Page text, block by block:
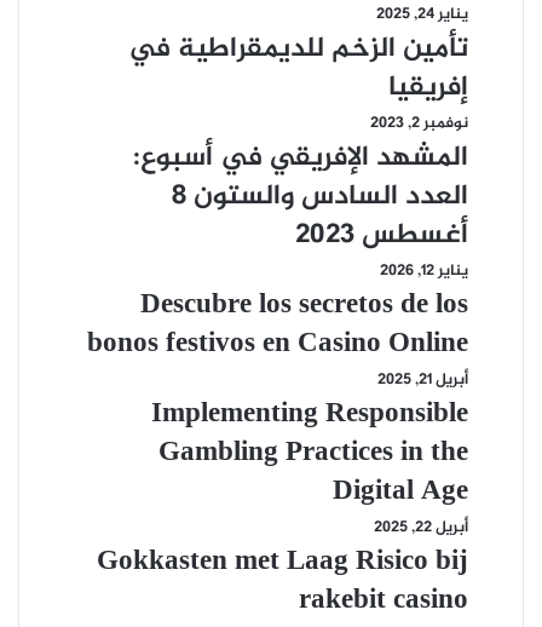
تأمين
الزخم
للديمقراطية
في
إفريقيا
يناير 24, 2025
تأمين الزخم للديمقراطية في
إفريقيا
المشهد
الإفريقي
في
أسبوع:
العدد
السادس
والستون
8
أغسطس
2023
نوفمبر 2, 2023
المشهد الإفريقي في أسبوع:
العدد السادس والستون 8
أغسطس 2023
Descubre
los
secretos
de
los
bonos
festivos
en
Casino
Online
يناير 12, 2026
Descubre los secretos de los
bonos festivos en Casino Online
Implementing
Responsible
Gambling
Practices
in
the
Digital
Age
أبريل 21, 2025
Implementing Responsible
Gambling Practices in the
Digital Age
Gokkasten
met
Laag
أبريل 22, 2025
Gokkasten met Laag Risico bij
rakebit casino